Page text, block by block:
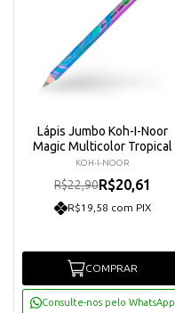
Lápis Jumbo Koh-I-Noor
Magic Multicolor Tropical
KOH-I-NOOR
R$22,90R$20,61
R$19,58 com PIX
COMPRAR
Consulte-nos pelo WhatsApp